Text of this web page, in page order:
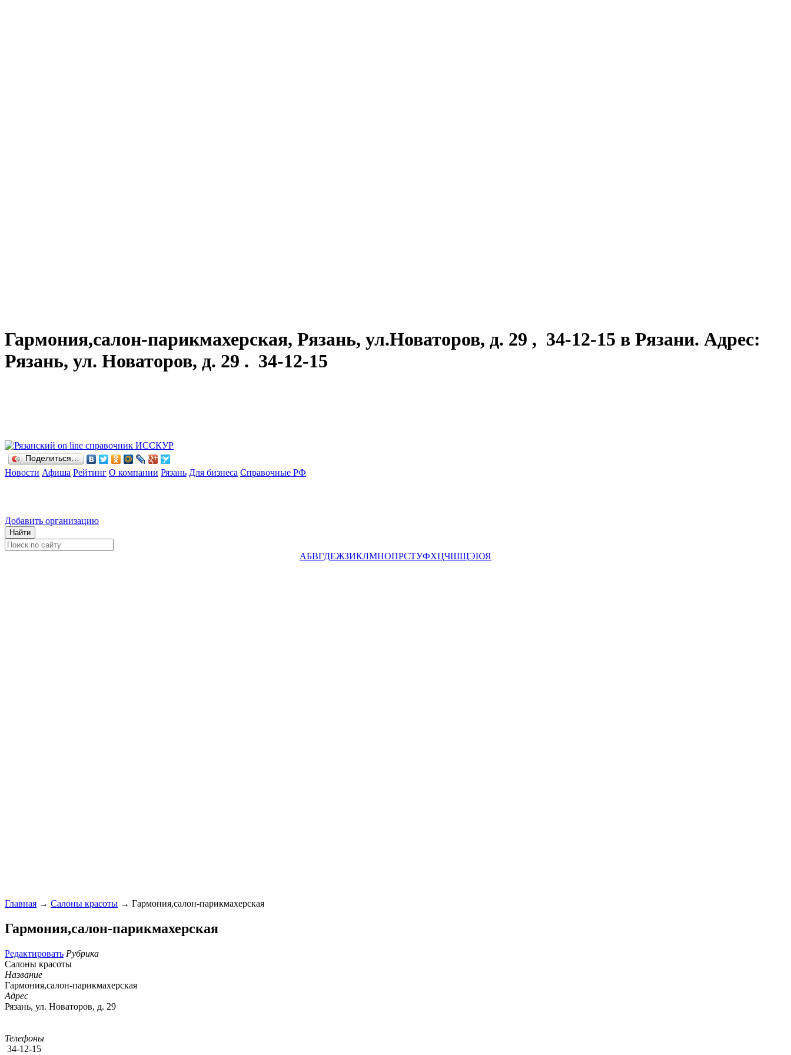
Гармония,салон-парикмахерская, Рязань, ул.Новаторов, д. 29 , 34-12-15 в Рязани. Адрес:
Рязань, ул. Новаторов, д. 29 . 34-12-15
Поделиться…
Новости Афиша Рейтинг О компании Рязань Для бизнеса Справочные РФ
Добавить организацию
АБВГДЕЖЗИКЛМНОПРСТУФХЦЧШЩЭЮЯ
Главная → Салоны красоты → Гармония,салон-парикмахерская
Гармония,салон-парикмахерская
Редактировать Рубрика
Салоны красоты
Название
Гармония,салон-парикмахерская
Адрес
Рязань, ул. Новаторов, д. 29
Телефоны
34-12-15